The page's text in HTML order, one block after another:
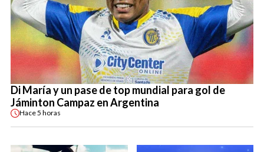
Di María y un pase de top mundial para gol de
Jáminton Campaz en Argentina
Hace5 horas